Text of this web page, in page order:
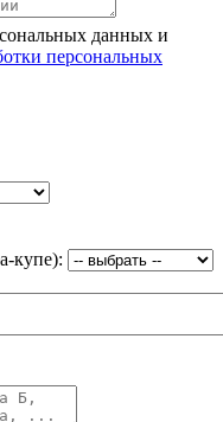
данных и
персональных
купе):